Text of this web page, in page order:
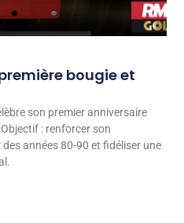
bougie et
son premier anniversaire
: renforcer son
années 80-90 et fidéliser une